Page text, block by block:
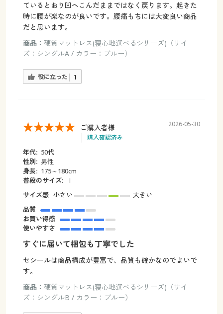
ているとおり凹へこんだままではなく戻ります。起きた
時に腰が楽なのが良いです。腰痛もちには大変良い商品
だと思います。
商品： 硬質マットレス(寝心地選べるシリーズ)（サイ
ズ：シングルA / カラー：ブルー）
役に立った 1
ご購入者様
購入確認済み
2026-05-30
年代: 50代
性別: 男性
身長: 175～180cm
普段のサイズ:
ｌ
サイズ感 小さい
大きい
品質
お買い得感
使いやすさ
すぐに届いて梱包も丁寧でした
セシールは商品構成が豊富で、品質も確かなのでよいで
す。
商品： 硬質マットレス(寝心地選べるシリーズ)（サイ
ズ：シングルB / カラー：ブルー）